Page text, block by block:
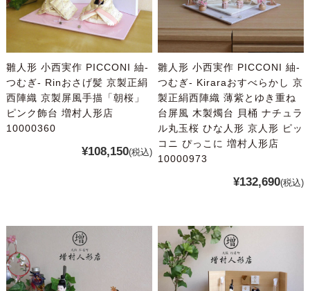
雛人形 小西実作 PICCONI 紬-
つむぎ- Rinおさげ髪 京製正絹
西陣織 京製屏風手描「朝桜」
ピンク飾台 増村人形店
10000360
¥108,150(税込)
雛人形 小西実作 PICCONI 紬-
つむぎ- Kiraraおすべらかし 京
製正絹西陣織 薄紫とゆき重ね
台屏風 木製燭台 貝桶 ナチュラ
ル丸玉桜 ひな人形 京人形 ピッ
コニ ぴっこに 増村人形店
10000973
¥132,690(税込)